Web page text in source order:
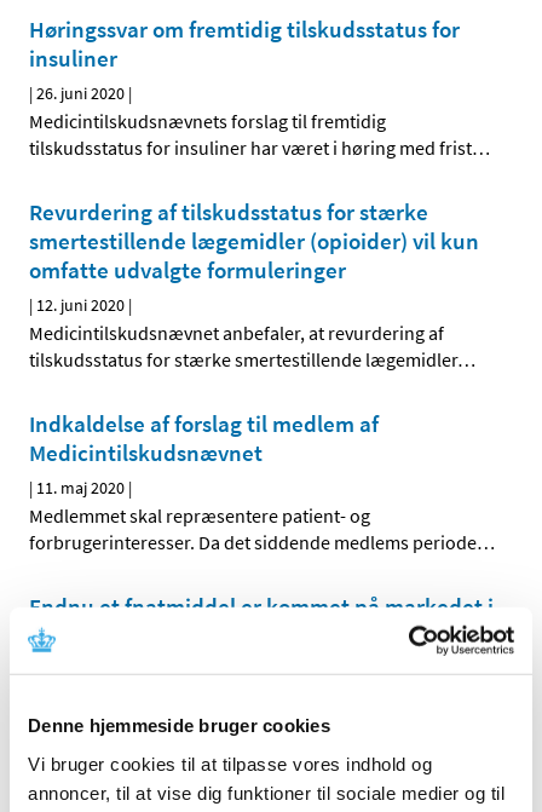
Denne hjemmeside bruger cookies
Vi bruger cookies til at tilpasse vores indhold og
annoncer, til at vise dig funktioner til sociale medier og til
Høringssvar om fremtidig tilskudsstatus for
insuliner
|26. juni 2020 |
Medicintilskudsnævnets forslag til fremtidig
tilskudsstatus for insuliner har været i høring med frist…
Revurdering af tilskudsstatus for stærke
smertestillende lægemidler (opioider) vil kun
omfatte udvalgte formuleringer
| 12. juni 2020 |
Medicintilskudsnævnet anbefaler, at revurdering af
tilskudsstatus for stærke smertestillende lægemidler…
Indkaldelse af forslag til medlem af
Medicintilskudsnævnet
| 11. maj 2020 |
Medlemmet skal repræsentere patient- og
forbrugerinteresser. Da det siddende medlems periode…
Endnu et fnatmiddel er kommet på markedet i
Danmark
|4. maj 2020|
ivermectin kan fra i dag købes på danske apoteker med
Pravafenix får ikke generelt klausuleret